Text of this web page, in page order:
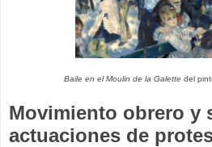
Baile en el Moulin de la Galette del
Movimiento obrero y
actuaciones de